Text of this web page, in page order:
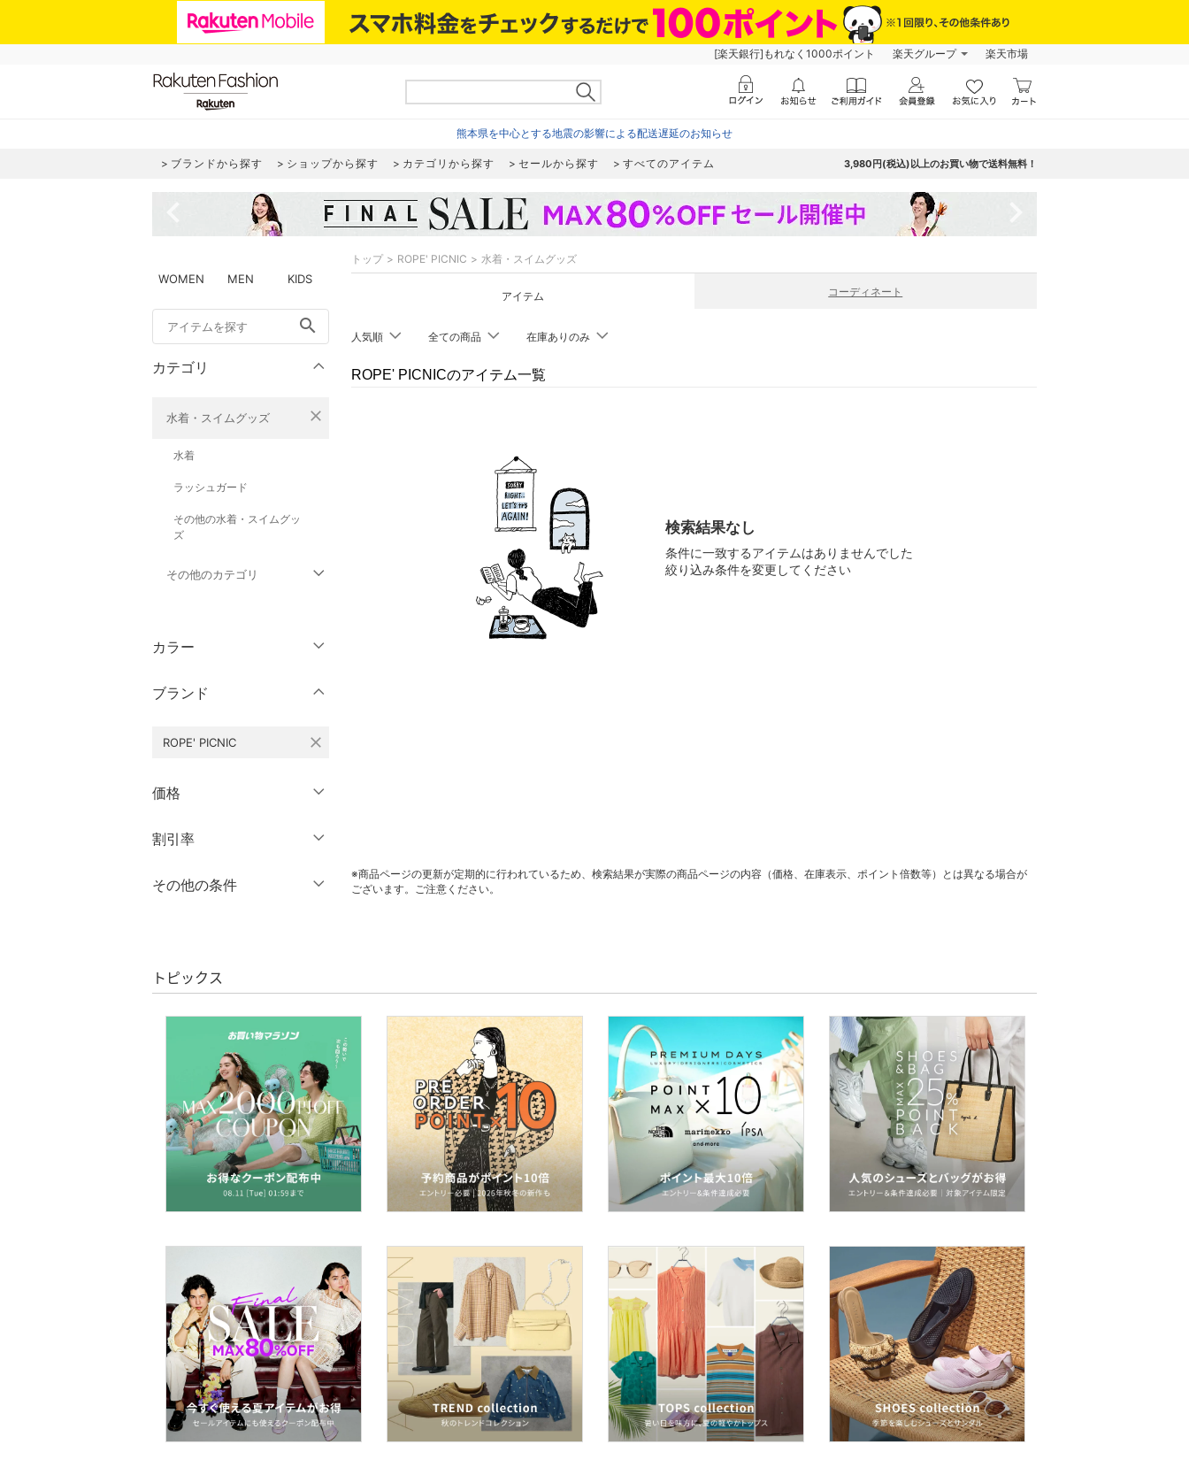
[楽天銀行]もれなく1000ポイント 楽天グループ 楽天市場
熊本県を中心とする地震の影響による配送遅延のお知らせ
ブランドから探す ショップから探す カテゴリから探す セールから探す すべてのアイテム 3,980円(税込)以上のお買い物で送料無料！
WOMEN MEN KIDS
search
カテゴリ
水着・スイムグッズ close
水着
ラッシュガード
その他の水着・スイムグッ
ズ
その他のカテゴリ
パンツ
ワンピース・ドレス
スカート
ーオール
バッグ
ファッション雑貨
アクセサリー・腕時計
財布・ポーチ・ケース
ヘアアクセサリー
ー用品
スーツ・フォーマル
着物・浴衣・和装小物
スキンケア
ベースメイク
カラー
クリア
ブランド
ROPE' PICNIC close
価格
絞り込み
割引率
％OFF～ ％OFF
その他の条件
クリア 絞り込み
トップ ROPE' PICNIC 水着・スイムグッズ
アイテム コーディネート
人気順 全ての商品 在庫ありのみ
ROPE' PICNICのアイテム一覧
検索結果なし
条件に一致するアイテムはありませんでした
絞り込み条件を変更してください
※商品ページの更新が定期的に行われているため、検索結果が実際の商品ページの内容（価格、在庫表示、ポイント倍数等）とは異なる場合が
ございます。ご注意ください。
トピックス